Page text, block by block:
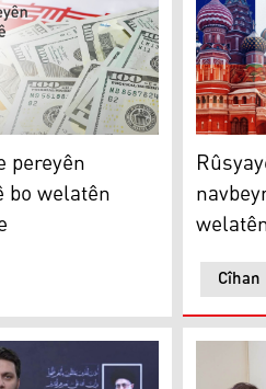
blokkirî yên Îranê bo
pereyên
welatên
Cîhan